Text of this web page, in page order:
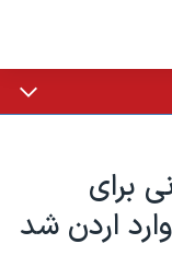
برای
اردن شد